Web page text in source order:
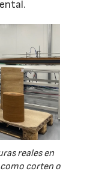
reales en
corten o